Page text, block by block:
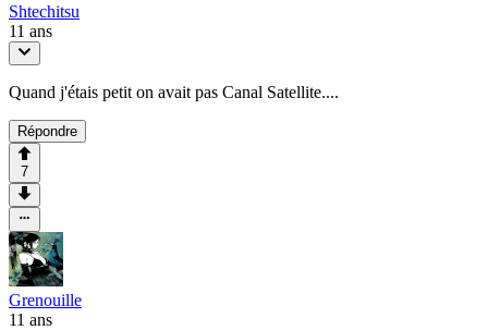
Shtechitsu
11 ans
Quand j'étais petit on avait pas Canal Satellite....
Répondre
7
Grenouille
11 ans